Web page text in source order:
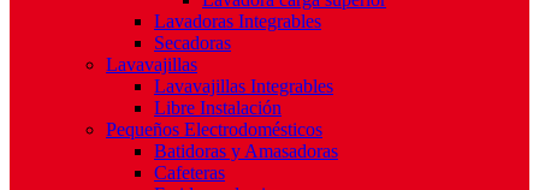
Lavadoras Integrables
Secadoras
Lavavajillas
Lavavajillas Integrables
Libre Instalación
Pequeños Electrodomésticos
Batidoras y Amasadoras
Cafeteras